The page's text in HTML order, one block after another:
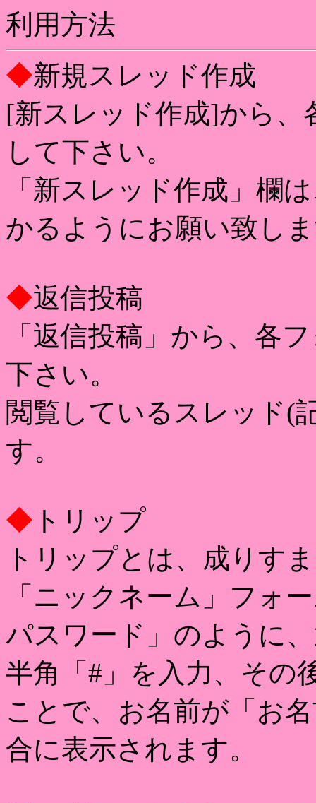
利用方法
◆新規スレッド作成
[新スレッド作成]から、
して下さい。
「新スレッド作成」欄
かるようにお願い致し
◆返信投稿
「返信投稿」から、各
下さい。
閲覧しているスレッド(
す。
◆ トリップ
トリップとは、成りす
「ニックネーム」フォ
パスワード」のように
半角「#」を入力、その
ことで、お名前が「
合に表示されます。